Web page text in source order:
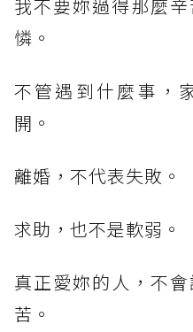
我不要妳過得那麼
憐。
不管遇到什麼事，
開。
離婚，不代表失敗。
求助，也不是軟弱。
真正愛妳的人，不
苦。